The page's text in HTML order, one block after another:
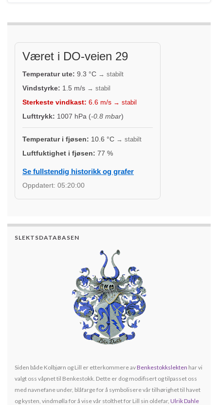
Været i DO-veien 29
Temperatur ute: 9.3 °C → stabilt
Vindstyrke: 1.5 m/s → stabil
Sterkeste vindkast: 6.6 m/s → stabil
Lufttrykk: 1007 hPa (-0.8 mbar)
Temperatur i fjøsen: 10.6 °C → stabilt
Luftfuktighet i fjøsen: 77 %
Se fullstendig historikk og grafer
Oppdatert: 05:20:00
SLEKTSDATABASEN
Siden både Kolbjørn og Lill er etterkommere avBenkestokkslekten har vi
valgt oss våpnet til Benkestokk. Dette er dog modifisert og tilpasset oss
med navnefane under, blåfarge for å symbolisere vår tilhørighet til havet
og kysten, vindmølla for å vise vår stolthet for Lill sin oldefar, Ulrik Dahle